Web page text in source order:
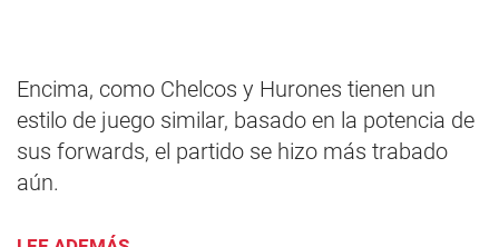
Encima, como Chelcos y Hurones tienen un
estilo de juego similar, basado en la potencia de
sus forwards, el partido se hizo más trabado
aún.